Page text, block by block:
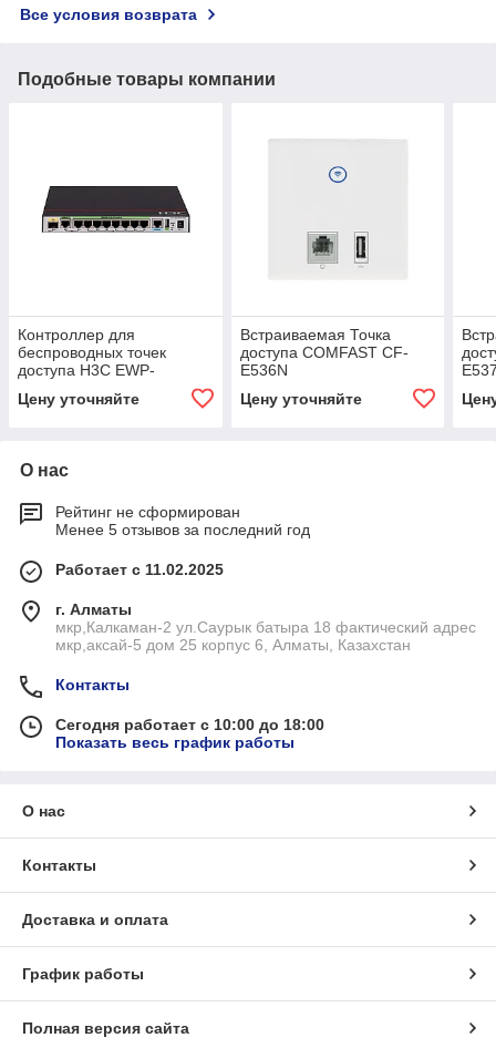
Все условия возврата
Подобные товары компании
Контроллер для
беспроводных точек
доступа H3C EWP-
Цену уточняйте
Встраиваемая Точка
доступа COMFAST CF-
E536N
Цену уточняйте
О нас
Рейтинг не сформирован
Менее 5 отзывов за последний год
Работает с 11.02.2025
г. Алматы
мкр,Калкаман-2 ул.Саурык батыра 18 фактический адрес
мкр,аксай-5 дом 25 корпус 6, Алматы, Казахстан
Контакты
Сегодня работает с 10:00 до 18:00
Показать весь график работы
О нас
Контакты
Доставка и оплата
График работы
Полная версия сайта